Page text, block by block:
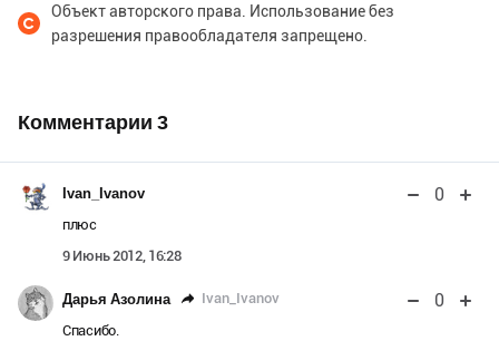
Объект авторского права. Использование без
разрешения правообладателя запрещено.
Комментарии 3
Ivan_Ivanov 0
плюс
9 Июнь 2012, 16:28
Дарья Азолина Ivan_Ivanov 0
Спасибо.